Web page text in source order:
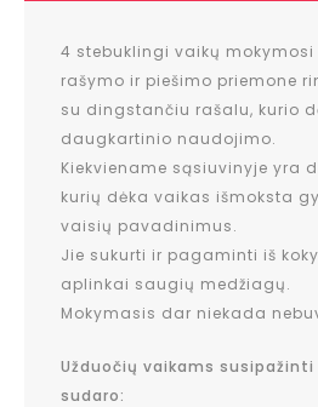
4 stebuklingi vaikų
rašymo ir piešimo priemone
su dingstančiu rašalu, kurio
daugkartinio naudojimo.
Kiekviename sąsiuvinyje yra
kurių dėka vaikas išmoksta
vaisių pavadinimus.
Jie sukurti ir pagaminti iš
aplinkai saugių medžiagų.
Mokymasis dar niekada
Užduočių vaikams
sudaro: